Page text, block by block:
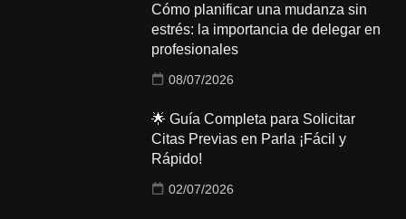
Cómo planificar una mudanza sin
estrés: la importancia de delegar en
profesionales
08/07/2026
🌟 Guía Completa para Solicitar
Citas Previas en Parla ¡Fácil y
Rápido!
02/07/2026